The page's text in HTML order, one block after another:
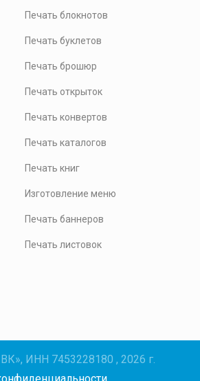
Печать блокнотов
Печать буклетов
Печать брошюр
Печать открыток
Печать конвертов
Печать каталогов
Печать книг
Изготовление меню
Печать баннеров
Печать листовок
ИНН 7453228180 , 2026 г.